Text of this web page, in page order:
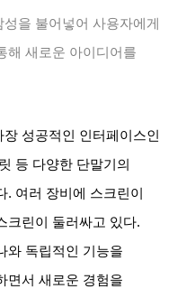
을 불어넣어 사용자에게
해 새로운 아이디어를
성공적인 인터페이스인
등 다양한 단말기의
. 여러 장비에 스크린이
크린이 둘러싸고 있다.
와 독립적인 기능을
면서 새로운 경험을